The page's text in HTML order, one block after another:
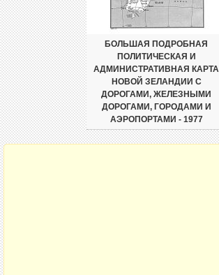
БОЛЬШАЯ ПОДРОБНАЯ
ПОЛИТИЧЕСКАЯ И
АДМИНИСТРАТИВНАЯ КАРТА
НОВОЙ ЗЕЛАНДИИ С
ДОРОГАМИ, ЖЕЛЕЗНЫМИ
ДОРОГАМИ, ГОРОДАМИ И
АЭРОПОРТАМИ - 1977